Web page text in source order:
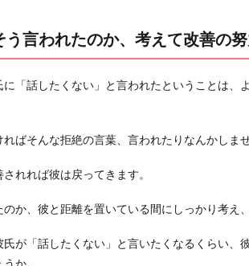
う言われたのか、考えて改善の
に「話したくない」と言われたということは、
ばそんな拒絶の言葉、言われたりなんかしませ
れれば彼は戻ってきます。
のか、彼と距離を置いている間にしっかり考え
氏が「話したくない」と言いたくなるくらい、